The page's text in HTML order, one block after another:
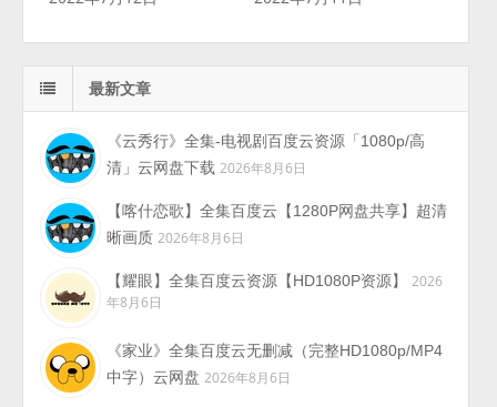
最新文章
《云秀行》全集-电视剧百度云资源「1080p/高
清」云网盘下载 2026年8月6日
【喀什恋歌】全集百度云【1280P网盘共享】超清
晰画质 2026年8月6日
【耀眼】全集百度云资源【HD1080P资源】
2026
年8月6日
《家业》全集百度云无删减（完整HD1080p/MP4
中字）云网盘 2026年8月6日